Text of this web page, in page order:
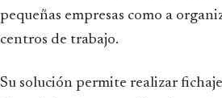
pequeñas empresas como a
centros de trabajo.
Su solución permite realizar